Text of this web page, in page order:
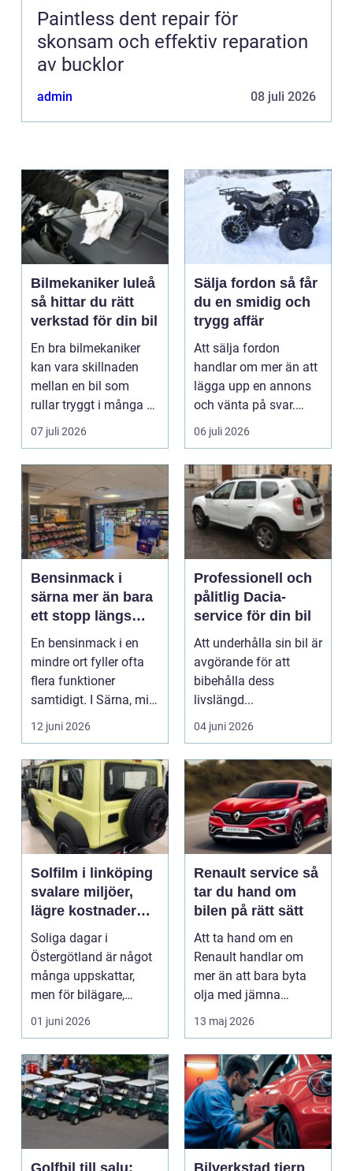
Paintless dent repair för
skonsam och effektiv reparation
av bucklor
admin 08 juli 2026
Bilmekaniker luleå
så hittar du rätt
verkstad för din bil
En bra bilmekaniker
kan vara skillnaden
mellan en bil som
rullar tryggt i många år
och återkommande ...
07 juli 2026
Sälja fordon så får
du en smidig och
trygg affär
Att sälja fordon
handlar om mer än att
lägga upp en annons
och vänta på svar.
Många vill få en bra
p...
06 juli 2026
Bensinmack i
särna mer än bara
ett stopp längs
vägen
En bensinmack i en
mindre ort fyller ofta
flera funktioner
samtidigt. I Särna, mitt
i norra Dalarna,...
12 juni 2026
Professionell och
pålitlig Dacia-
service för din bil
Att underhålla sin bil är
avgörande för att
bibehålla dess
livslängd...
04 juni 2026
Solfilm i linköping
svalare miljöer,
lägre kostnader
och bättre komfort
Soliga dagar i
Östergötland är något
många uppskattar,
men för bilägare,
båtägare och
fastighetsförv...
01 juni 2026
Renault service så
tar du hand om
bilen på rätt sätt
Att ta hand om en
Renault handlar om
mer än att bara byta
olja med jämna
mellanrum. För många
biläga...
13 maj 2026